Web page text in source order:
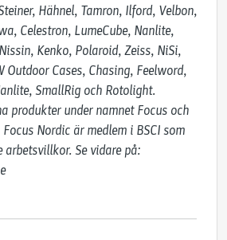
Hähnel, Tamron, Ilford, Velbon,
Celestron, LumeCube, Nanlite,
Kenko, Polaroid, Zeiss, NiSi,
Outdoor Cases, Chasing, Feelword,
SmallRig och Rotolight.
produkter under namnet Focus och
Nordic är medlem i BSCI som
Se vidare på: